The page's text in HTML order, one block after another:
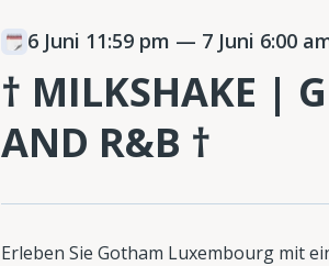
6 Juni 11:59 pm — 7 Juni 6:00
† MILKSHAKE |
AND R&B †
Erleben Sie Gotham Luxembourg mit